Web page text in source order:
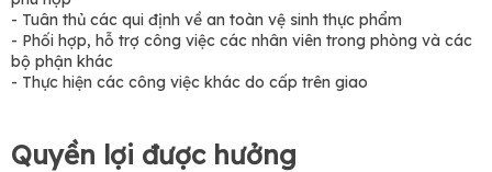
- Tuân thủ các qui định về an toàn vệ sinh thực phẩm
- Phối hợp, hỗ trợ công việc các nhân viên trong phòng và các
bộ phận khác
- Thực hiện các công việc khác do cấp trên giao
Quyền lợi được hưởng